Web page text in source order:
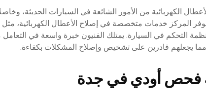
الكهربائية من الأمور الشائعة في السيارات الحديثة،
المركز خدمات متخصصة في إصلاح الأعطال الكهربائية، مثل
التحكم في السيارة. يمتلك الفنيون خبرة واسعة في التعامل
مما يجعلهم قادرين على تشخيص وإصلاح المشكلات بكفاءة.
فحص أودي في جدة